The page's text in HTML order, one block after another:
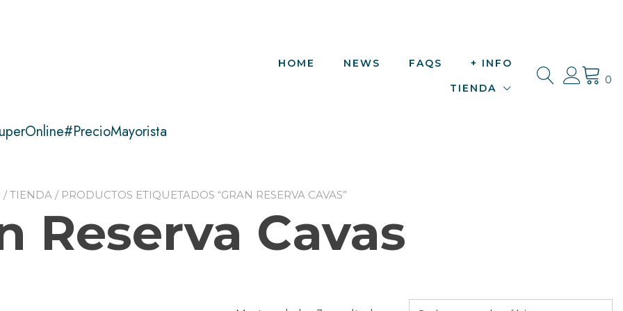
HOME NEWS FAQS
+ INFO
TIENDA
0
/TIENDA / PRODUCTOS ETIQUETADOS “GRAN RESERVA CAVAS”
Reserva Cavas